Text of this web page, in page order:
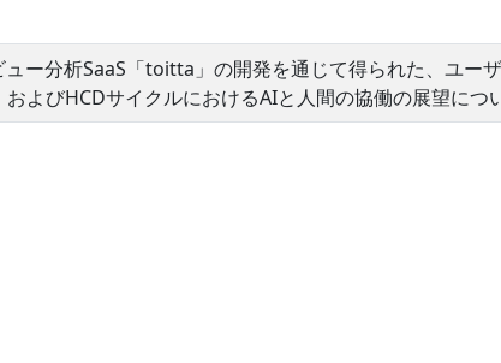
ー分析SaaS「toitta」の開発を通じて得られた、ユー
よびHCDサイクルにおけるAIと人間の協働の展望につ